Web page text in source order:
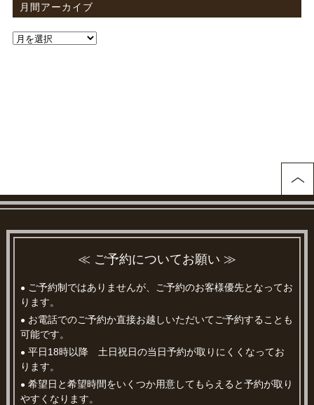
月間アーカイブ
≪ ご予約についてお願い ≫
● ご予約制ではありませんが、ご予約のお客様優先となってお
ります。
● お電話でのご予約か直接お越しいただいてご予約することも
可能です。
● 平日18時以降 土日祝日の当日予約が取りにくくなってお
ります。
● 希望日と希望時間をいくつか用意してもらえると予約が取り
やすくなります。